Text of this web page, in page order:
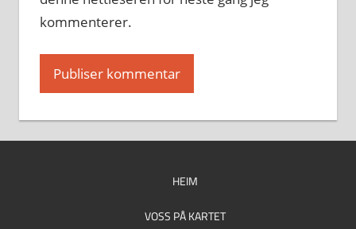
kommenterer.
HEIM
VOSS PÅ KARTET